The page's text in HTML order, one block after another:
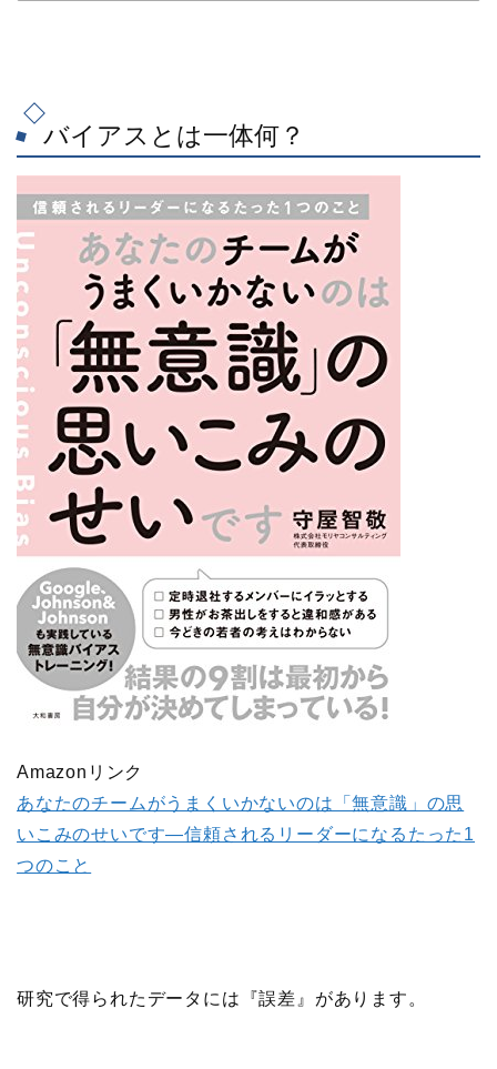
バイアスとは一体何？
Amazonリンク
あなたのチームがうまくいかないのは「無意識」の思
いこみのせいです―信頼されるリーダーになるたった1
つのこと
研究で得られたデータには『誤差』があります。